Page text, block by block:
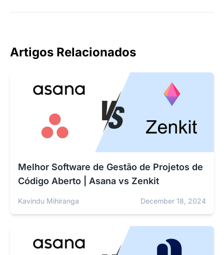
Artigos Relacionados
Melhor Software de Gestão de Projetos de
Código Aberto | Asana vs Zenkit
Kavindu Mihiranga December 18, 2024